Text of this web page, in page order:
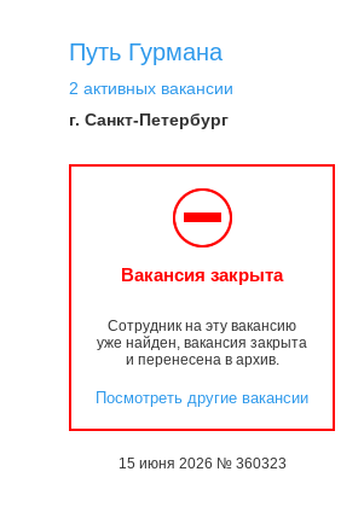
Путь Гурмана
2 активных вакансии
г. Санкт-Петербург
Вакансия закрыта
Сотрудник на эту вакансию
уже найден, вакансия закрыта
и перенесена в архив.
Посмотреть другие вакансии
15 июня 2026 № 360323